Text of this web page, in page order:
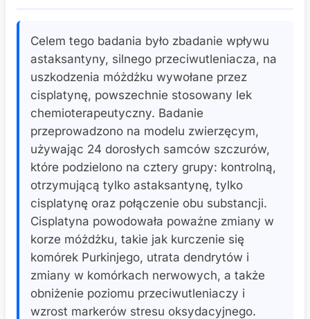
Celem tego badania było zbadanie wpływu
astaksantyny, silnego przeciwutleniacza, na
uszkodzenia móżdżku wywołane przez
cisplatynę, powszechnie stosowany lek
chemioterapeutyczny. Badanie
przeprowadzono na modelu zwierzęcym,
używając 24 dorosłych samców szczurów,
które podzielono na cztery grupy: kontrolną,
otrzymującą tylko astaksantynę, tylko
cisplatynę oraz połączenie obu substancji.
Cisplatyna powodowała poważne zmiany w
korze móżdżku, takie jak kurczenie się
komórek Purkinjego, utrata dendrytów i
zmiany w komórkach nerwowych, a także
obniżenie poziomu przeciwutleniaczy i
wzrost markerów stresu oksydacyjnego.